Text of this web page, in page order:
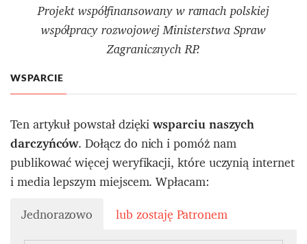
Projekt współfinansowany w ramach polskiej
współpracy rozwojowej Ministerstwa Spraw
Zagranicznych RP.
WSPARCIE
Ten artykuł powstał dziękiwsparciu naszych
darczyńców. Dołącz do nich i pomóż nam
publikować więcej weryfikacji, które uczynią internet
i media lepszym miejscem. Wpłacam:
Jednorazowo
lub zostaję Patronem